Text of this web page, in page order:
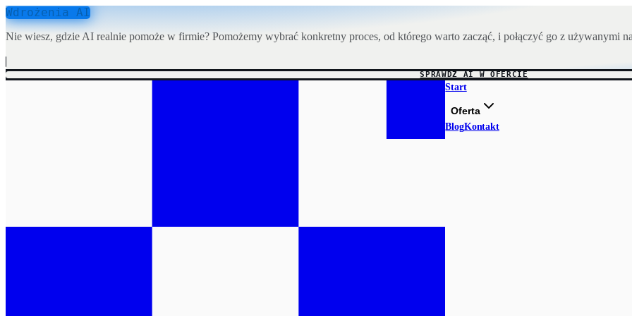
Wdrożenia AI
Nie wiesz, gdzie AI realnie pomoże w firmie? Pomożemy wybrać konkretny proces, od którego warto zacząć, i połączyć go z używanymi
SPRAWDŹ AI W OFERCIE
Start
Oferta
BlogKontakt